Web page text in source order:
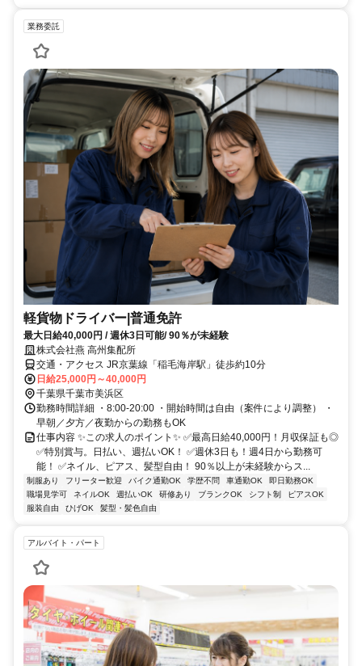
業務委託
軽貨物ドライバー|普通免許
最大日給40,000円 / 週休3日可能/ 90％が未経験
株式会社燕 高州集配所
交通・アクセス JR京葉線「稲毛海岸駅」徒歩約10分
日給25,000円～40,000円
千葉県千葉市美浜区
勤務時間詳細 ・8:00-20:00 ・開始時間は自由（案件により調整） ・
早朝／夕方／夜勤からの勤務もOK
仕事内容 ✨この求人のポイント✨ ✅最高日給40,000円！月収保証も◎
✅特別賞与。日払い、週払いOK！ ✅週休3日も！週4日から勤務可
能！ ✅ネイル、ピアス、髪型自由！ 90％以上が未経験からス...
制服あり フリーター歓迎 バイク通勤OK 学歴不問 車通勤OK
即日勤務OK
職場見学可
ネイルOK 週払いOK 研修あり ブランクOK シフト制
ピアスOK
服装自由
ひげOK 髪型・髪色自由
アルバイト・パート